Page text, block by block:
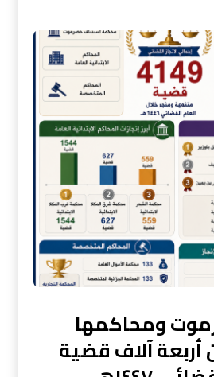
ومحاكمها
أربعة آلاف قضية